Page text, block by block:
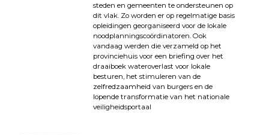
steden en gemeenten te ondersteunen op
dit vlak. Zo worden er op regelmatige basis
opleidingen georganiseerd voor de lokale
noodplanningscoördinatoren. Ook
vandaag werden die verzameld op het
provinciehuis voor een briefing over het
draaiboek wateroverlast voor lokale
besturen, het stimuleren van de
zelfredzaamheid van burgers en de
lopende transformatie van het nationale
veiligheidsportaal